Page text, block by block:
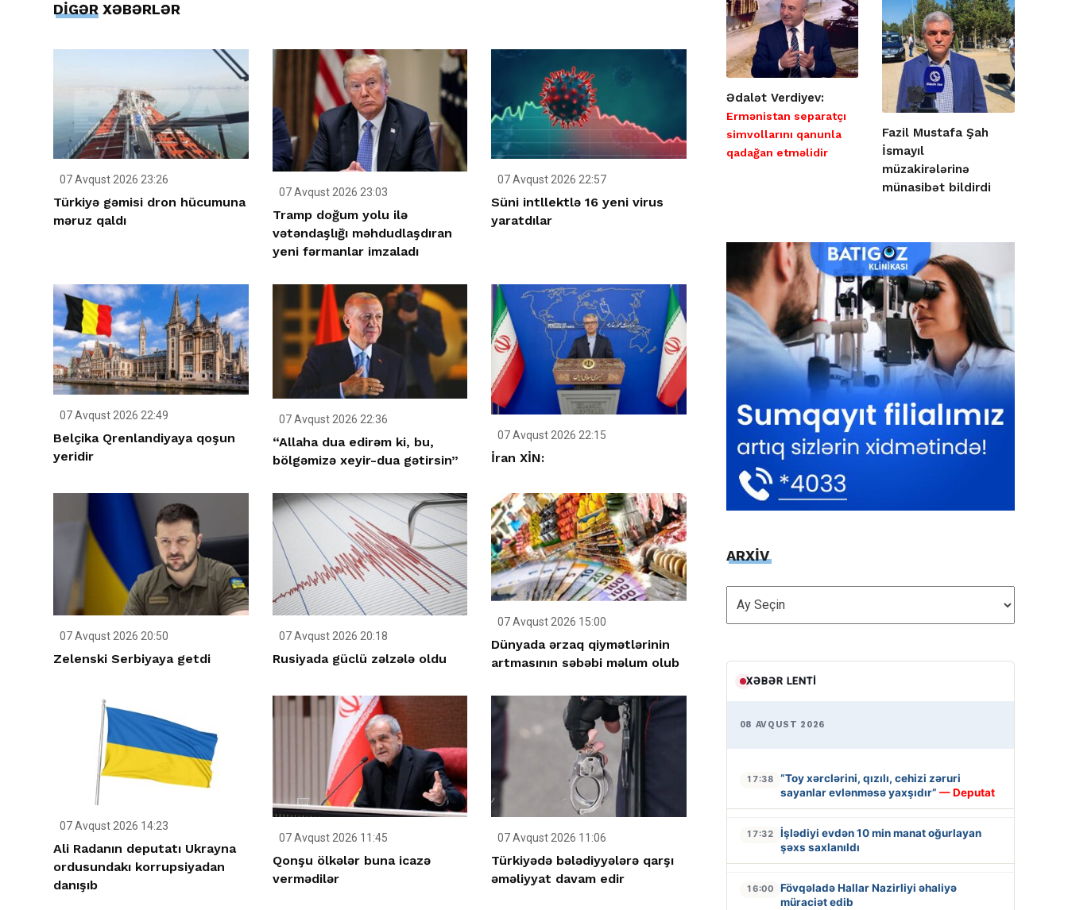
DİGƏR XƏBƏRLƏR
07 Avqust 2026 23:26
Türkiyə gəmisi dron hücumuna
məruz qaldı
07 Avqust 2026 23:03
Tramp doğum yolu ilə
vətəndaşlığı məhdudlaşdıran
yeni fərmanlar imzaladı
07 Avqust 2026 22:57
Süni intllektlə 16 yeni virus
yaratdılar
07 Avqust 2026 22:49
Belçika Qrenlandiyaya qoşun
yeridir
07 Avqust 2026 22:36
“Allaha dua edirəm ki, bu,
bölgəmizə xeyir-dua gətirsin”
07 Avqust 2026 22:15
İran XİN:
07 Avqust 2026 20:50
Zelenski Serbiyaya getdi
07 Avqust 2026 20:18
Rusiyada güclü zəlzələ oldu
07 Avqust 2026 15:00
Dünyada ərzaq qiymətlərinin
artmasının səbəbi məlum olub
07 Avqust 2026 14:23
Ali Radanın deputatı Ukrayna
ordusundakı korrupsiyadan
danışıb
07 Avqust 2026 11:45
Qonşu ölkələr buna icazə
vermədilər
07 Avqust 2026 11:06
Türkiyədə bələdiyyələrə qarşı
əməliyyat davam edir
Ədalət Verdiyev:
Ermənistan separatçı
simvollarını qanunla
qadağan etməlidir
Fazil Mustafa Şah
İsmayıl
müzakirələrinə
münasibət bildirdi
ARXİV
ARXİV
XƏBƏR LENTI
08 AVQUST 2026
17:38
“Toy xərclərini, qızılı, cehizi zəruri
sayanlar evlənməsə yaxşıdır” — Deputat
17:32
İşlədiyi evdən 10 min manat oğurlayan
şəxs saxlanıldı
16:00
Fövqəladə Hallar Nazirliyi əhaliyə
müraciət edib